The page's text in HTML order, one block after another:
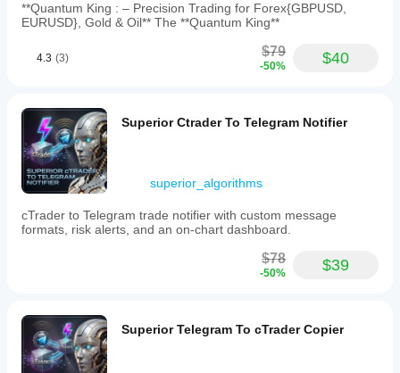
**Quantum King : – Precision Trading for Forex{GBPUSD,
EURUSD}, Gold & Oil** The **Quantum King**
4.3 (3) $79
-50% $40
Superior Ctrader To Telegram Notifier
superior_algorithms
cTrader to Telegram trade notifier with custom message
formats, risk alerts, and an on-chart dashboard.
$78
-50% $39
Superior Telegram To cTrader Copier